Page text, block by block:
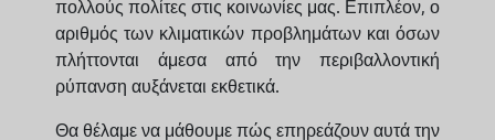
πολλούς πολίτες στις κοινωνίες μας. Επιπλέον, ο
αριθμός των κλιματικών προβλημάτων και όσων
πλήττονται άμεσα από την περιβαλλοντική
ρύπανση αυξάνεται εκθετικά.
Θα θέλαμε να μάθουμε πώς επηρεάζουν αυτά την